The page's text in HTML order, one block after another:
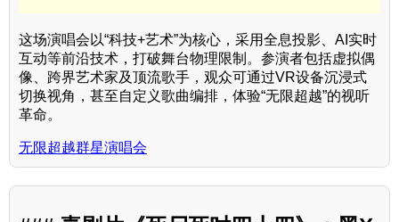
这场演唱会以“科技+艺术”为核心，采用全息投影、AI实时
互动等前沿技术，打破舞台物理限制。参演者包括虚拟偶
像、跨界艺术家及顶流歌手，观众可通过VR设备沉浸式
切换视角，甚至自定义歌曲编排，体验“无限超越”的视听
革命。
无限超越群星演唱会